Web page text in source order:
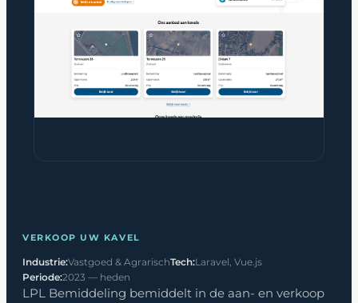
VERKOOP UW KAVEL
Industrie:Vastgoed & AgrarischTech:Laravel, Vue.js
Periode:2023 — heden
LPL Bemiddeling bemiddelt in de aan- en verkoop